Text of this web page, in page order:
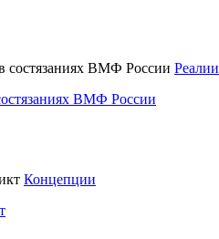
Реалии
ВМФ России
Концепции